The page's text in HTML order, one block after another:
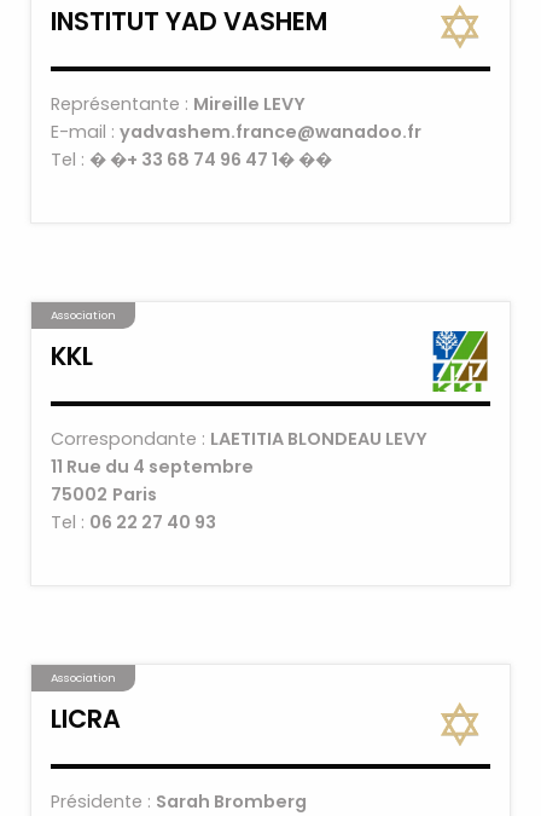
INSTITUT YAD VASHEM
Représentante : Mireille LEVY
E-mail : yadvashem.france@wanadoo.fr
Tel : � �+ 33 68 74 96 47 1� ��
Association
KKL
Correspondante : LAETITIA BLONDEAU LEVY
11 Rue du 4 septembre
75002 Paris
Tel : 06 22 27 40 93
Association
LICRA
Présidente : Sarah Bromberg